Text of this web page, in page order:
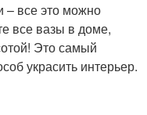
– все это можно
все вазы в доме,
Это самый
украсить интерьер.